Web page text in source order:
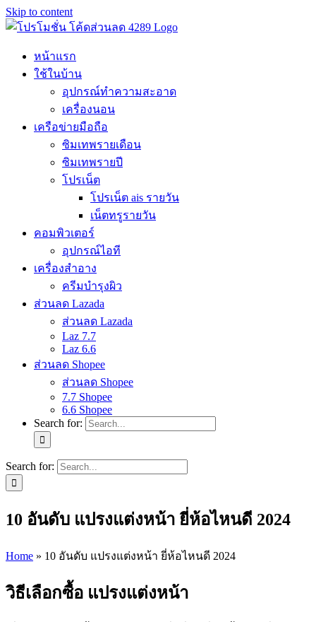
Skip to content
หน้าแรก
ใช้ในบ้าน
อุปกรณ์ทำความสะอาด
เครื่องนอน
เครือข่ายมือถือ
ซิมเทพรายเดือน
ซิมเทพรายปี
โปรเน็ต
โปรเน็ต ais รายวัน
เน็ตทรูรายวัน
คอมพิวเตอร์
อุปกรณ์ไอที
เครื่องสำอาง
ครีมบำรุงผิว
ส่วนลด Lazada
ส่วนลด Lazada
Laz 7.7
Laz 6.6
ส่วนลด Shopee
ส่วนลด Shopee
7.7 Shopee
6.6 Shopee
Search for:
Search for:
10 อันดับ แปรงแต่งหน้า ยี่ห้อไหนดี 2024
Home » 10 อันดับ แปรงแต่งหน้า ยี่ห้อไหนดี 2024
วิธีเลือกซื้อ แปรงแต่งหน้า